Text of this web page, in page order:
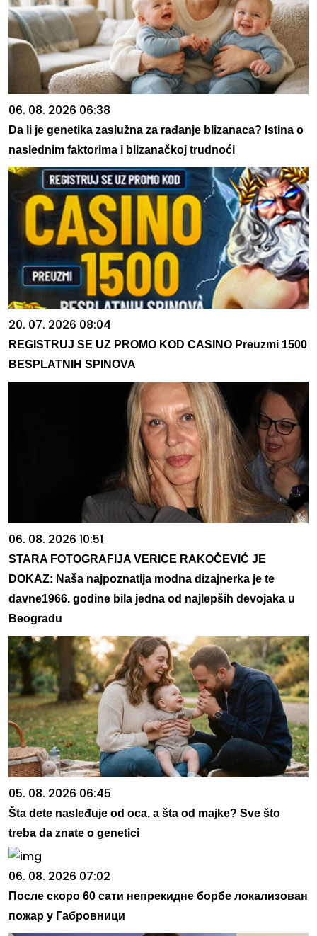
06. 08. 2026 06:38
Da li je genetika zaslužna za rađanje blizanaca? Istina o
naslednim faktorima i blizanačkoj trudnoći
20. 07. 2026 08:04
REGISTRUJ SE UZ PROMO KOD CASINO Preuzmi 1500
BESPLATNIH SPINOVA
06. 08. 2026 10:51
STARA FOTOGRAFIJA VERICE RAKOČEVIĆ JE
DOKAZ: Naša najpoznatija modna dizajnerka je te
davne1966. godine bila jedna od najlepših devojaka u
Beogradu
05. 08. 2026 06:45
Šta dete nasleđuje od oca, a šta od majke? Sve što
treba da znate o genetici
06. 08. 2026 07:02
После скоро 60 сати непрекидне борбе локализован
пожар у Габровници